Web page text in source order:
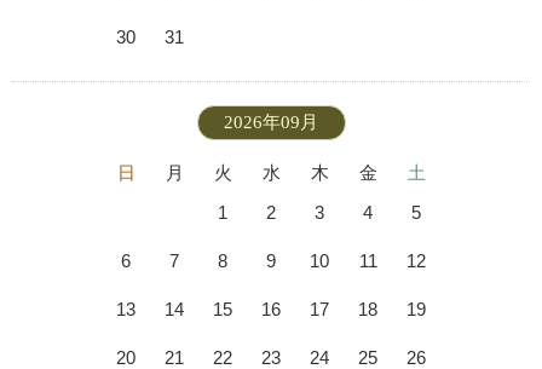
30 31
2026年09月
日 月 火 水 木 金
土
1
2 3 4 5
6 7 8 9 10 11 12
13 14 15 16 17 18 19
20 21 22 23 24 25 26